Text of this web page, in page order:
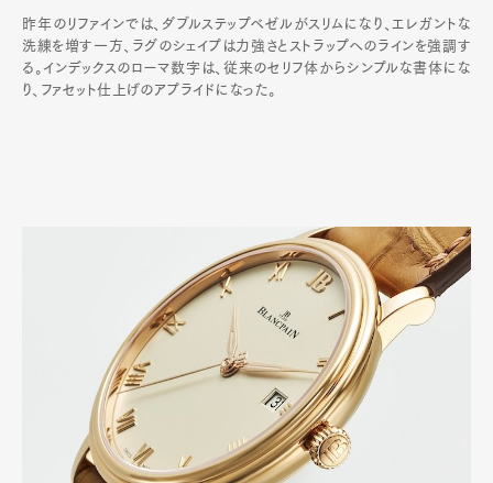
昨年のリファインでは、ダブルステップベゼルがスリムになり、エレガントな
洗練を増す一方、ラグのシェイプは力強さとストラップへのラインを強調す
る。インデックスのローマ数字は、従来のセリフ体からシンプルな書体にな
り、ファセット仕上げのアプライドになった。